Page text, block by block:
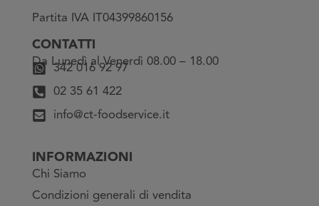
Partita IVA IT04399860156
CONTATTI
Da Lunedì al Venerdì 08.00 – 18.00
342 016 92 97
02 35 61 422
info@ct-foodservice.it
INFORMAZIONI
Chi Siamo
Condizioni generali di vendita